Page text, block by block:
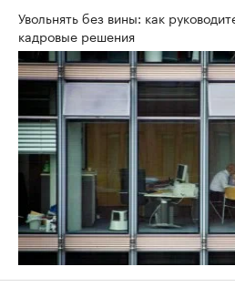
Увольнять без вины: как
кадровые решения